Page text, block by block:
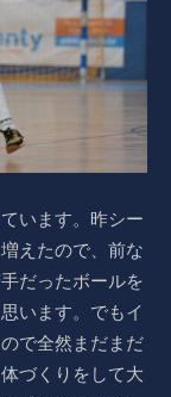
います。昨シー
えたので、前な
だったボールを
います。でもイ
で全然まだまだ
づくりをして大